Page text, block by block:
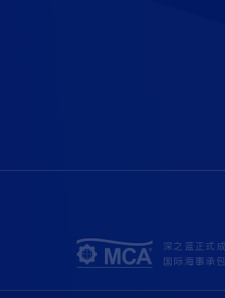
深之蓝正式
国际海事承